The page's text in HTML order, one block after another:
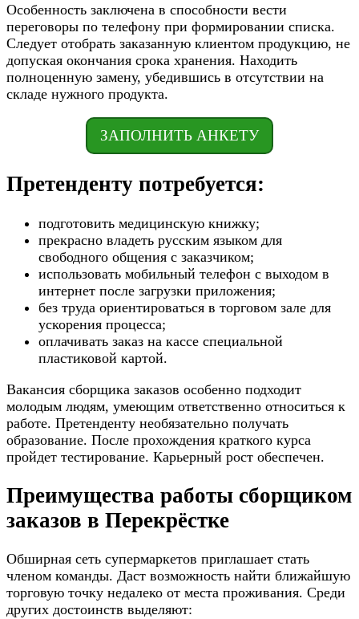
Особенность заключена в способности вести
переговоры по телефону при формировании списка.
Следует отобрать заказанную клиентом продукцию, не
допуская окончания срока хранения. Находить
полноценную замену, убедившись в отсутствии на
складе нужного продукта.
ЗАПОЛНИТЬ АНКЕТУ
Претенденту потребуется:
подготовить медицинскую книжку;
прекрасно владеть русским языком для
свободного общения с заказчиком;
использовать мобильный телефон с выходом в
интернет после загрузки приложения;
без труда ориентироваться в торговом зале для
ускорения процесса;
оплачивать заказ на кассе специальной
пластиковой картой.
Вакансия сборщика заказов особенно подходит
молодым людям, умеющим ответственно относиться к
работе. Претенденту необязательно получать
образование. После прохождения краткого курса
пройдет тестирование. Карьерный рост обеспечен.
Преимущества работы сборщиком
заказов в Перекрёстке
Обширная сеть супермаркетов приглашает стать
членом команды. Даст возможность найти ближайшую
торговую точку недалеко от места проживания. Среди
других достоинств выделяют: